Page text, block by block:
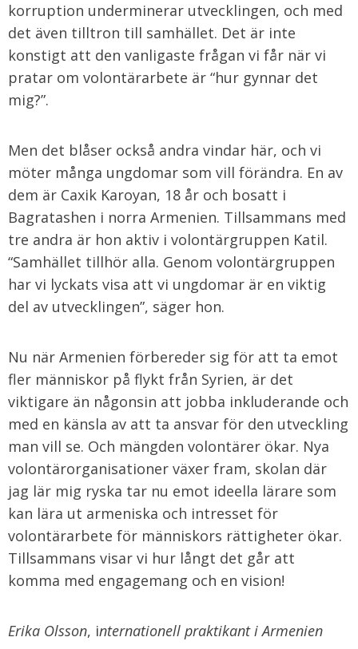
korruption underminerar utvecklingen, och med
det även tilltron till samhället. Det är inte
konstigt att den vanligaste frågan vi får när vi
pratar om volontärarbete är “hur gynnar det
mig?”.
Men det blåser också andra vindar här, och vi
möter många ungdomar som vill förändra. En av
dem är Caxik Karoyan, 18 år och bosatt i
Bagratashen i norra Armenien. Tillsammans med
tre andra är hon aktiv i volontärgruppen Katil.
“Samhället tillhör alla. Genom volontärgruppen
har vi lyckats visa att vi ungdomar är en viktig
del av utvecklingen”, säger hon.
Nu när Armenien förbereder sig för att ta emot
fler människor på flykt från Syrien, är det
viktigare än någonsin att jobba inkluderande och
med en känsla av att ta ansvar för den utveckling
man vill se. Och mängden volontärer ökar. Nya
volontärorganisationer växer fram, skolan där
jag lär mig ryska tar nu emot ideella lärare som
kan lära ut armeniska och intresset för
volontärarbete för människors rättigheter ökar.
Tillsammans visar vi hur långt det går att
komma med engagemang och en vision!
Erika Olsson, internationell praktikant i Armenien